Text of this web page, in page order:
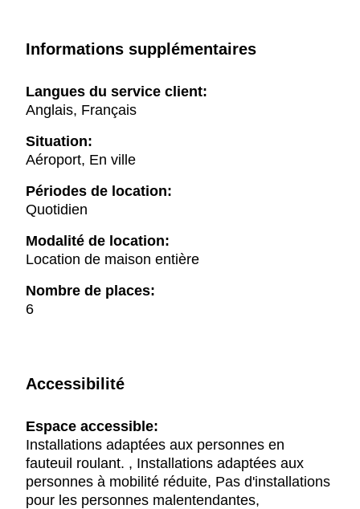
Informations supplémentaires
Langues du service client:
Anglais, Français
Situation:
Aéroport, En ville
Périodes de location:
Quotidien
Modalité de location:
Location de maison entière
Nombre de places:
6
Accessibilité
Espace accessible:
Installations adaptées aux personnes en
fauteuil roulant. , Installations adaptées aux
personnes à mobilité réduite, Pas d'installations
pour les personnes malentendantes,